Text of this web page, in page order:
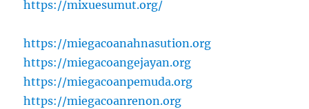
https://mixuesumut.org/
https://miegacoanahnasution.org
https://miegacoangejayan.org
https://miegacoanpemuda.org
https://miegacoanrenon.org